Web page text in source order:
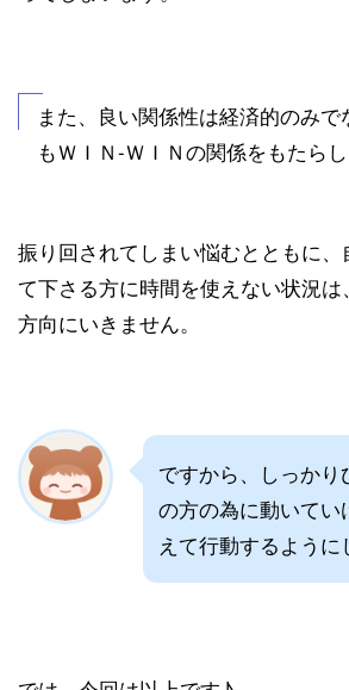
また、良い関係性は経済的のみで
もＷＩＮ-ＷＩＮの関係をもたらし
振り回されてしまい悩むとともに、
て下さる方に時間を使えない状況
方向にいきません。
ですから、しっか
の方の為に動いてい
えて行動するよう